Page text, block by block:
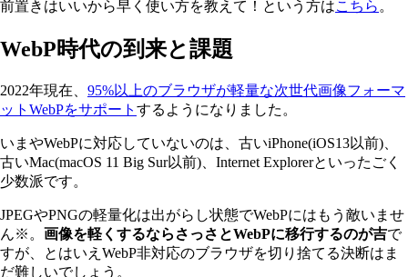
前置きはいいから早く使い方を教えて！という方はこちら。
WebP時代の到来と課題
2022年現在、 95%以上のブラウザが軽量な次世代画像フォーマ
ットWebPをサポート するようになりました。
いまやWebPに対応していないのは、古いiPhone(iOS13以前)、
古いMac(macOS 11 Big Sur以前)、Internet Explorerといったごく
少数派です。
JPEGやPNGの軽量化は出がらし状態でWebPにはもう敵いませ
ん※。 画像を軽くするならさっさとWebPに移行するのが吉で
すが、とはいえWebP非対応のブラウザを切り捨てる決断はま
だ難しいでしょう。